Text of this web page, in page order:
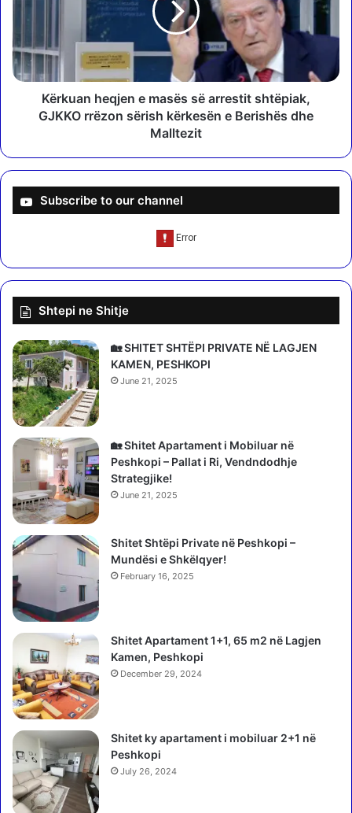
a
n
k
e
j
e
u
o
e
3
0
-
v
j
e
a
r
i
t
n
g
a
F
i
e
r
,
B
r
g
a
s
i
i
a
n
h
e
s
ë
a
r
e
s
t
i
t
s
h
ë
p
i
a
k
,
G
J
K
O
r
ë
z
n
s
ë
r
i
Kërkuan heqjen e masës së arrestit shtëpiak,
GJKKO rrëzon sërish kërkesën e Berishës dhe
Malltezit
Subscribe to our channel
Shtepi ne Shitje
🏡 SHITET SHTËPI PRIVATE NË LAGJEN
KAMEN, PESHKOPI
June 21, 2025
🏡 Shitet Apartament i Mobiluar në
Peshkopi – Pallat i Ri, Vendndodhje
Strategjike!
June 21, 2025
Shitet Shtëpi Private në Peshkopi –
Mundësi e Shkëlqyer!
February 16, 2025
Shitet Apartament 1+1, 65 m2 në Lagjen
Kamen, Peshkopi
December 29, 2024
Shitet ky apartament i mobiluar 2+1 në
Peshkopi
July 26, 2024